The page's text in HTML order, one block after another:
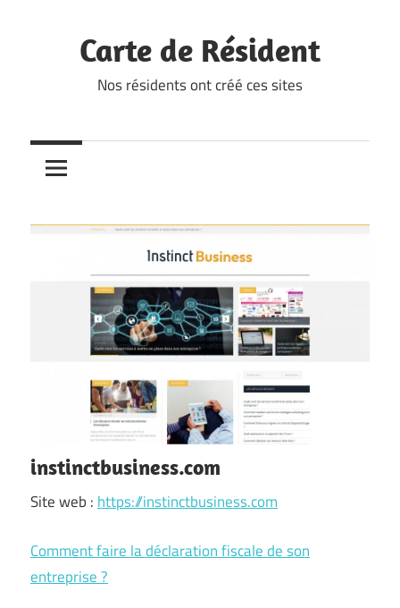
Carte de Résident
Nos résidents ont créé ces sites
instinctbusiness.com
Site web : https://instinctbusiness.com
Comment faire la déclaration fiscale de son
entreprise ?